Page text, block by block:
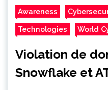
Awareness
Technologies World
Violation de
Snowflake et